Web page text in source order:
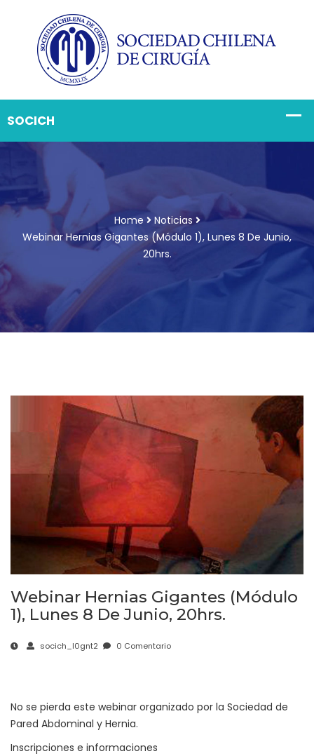
Home
Noticias
Webinar Hernias Gigantes (módulo 1), Lunes 8 De Junio,
20hrs.
Webinar Hernias Gigantes (módulo
1), Lunes 8 De Junio, 20hrs.
socich_l0gnt2 0 Comentario
No se pierda este webinar organizado por la Sociedad de
Pared Abdominal y Hernia.
Inscripciones e informaciones